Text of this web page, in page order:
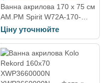
Ванна акрилова 170 х 75 см
AM.PM Spirit W72A-170-
075W-A2
Ціну уточнюйте